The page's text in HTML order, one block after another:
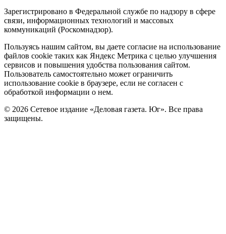
Зарегистрировано в Федеральной службе по надзору в сфере
связи, информационных технологий и массовых
коммуникаций (Роскомнадзор).
Политика
cookie
Пользуясь нашим сайтом, вы даете согласие на использование
файлов cookie таких как Яндекс Метрика с целью улучшения
сервисов и повышения удобства пользования сайтом.
Пользователь самостоятельно может ограничить
использование cookie в браузере, если не согласен с
обработкой информации о нем.
© 2026 Сетевое издание «Деловая газета. Юг». Все права
защищены.